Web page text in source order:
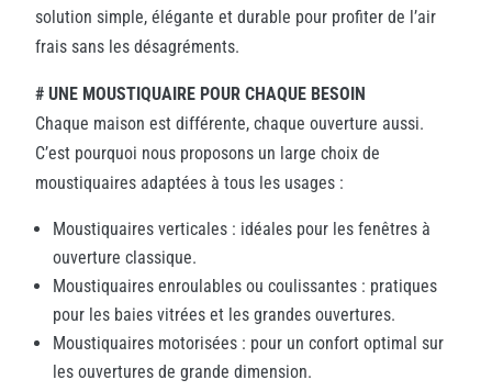
solution simple, élégante et durable pour profiter de l’air
frais sans les désagréments.
# UNE MOUSTIQUAIRE POUR CHAQUE BESOIN
Chaque maison est différente, chaque ouverture aussi.
C’est pourquoi nous proposons un large choix de
moustiquaires adaptées à tous les usages :
Moustiquaires verticales : idéales pour les fenêtres à
ouverture classique.
Moustiquaires enroulables ou coulissantes : pratiques
pour les baies vitrées et les grandes ouvertures.
Moustiquaires motorisées : pour un confort optimal sur
les ouvertures de grande dimension.